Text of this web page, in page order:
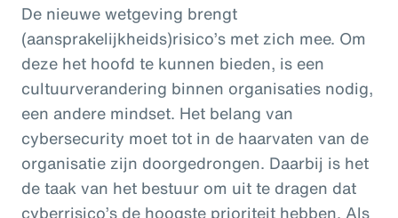
De nieuwe wetgeving brengt
(aansprakelijkheids)risico’s met zich mee. Om
deze het hoofd te kunnen bieden, is een
cultuurverandering binnen organisaties nodig,
een andere mindset. Het belang van
cybersecurity moet tot in de haarvaten van de
organisatie zijn doorgedrongen. Daarbij is het
de taak van het bestuur om uit te dragen dat
cyberrisico’s de hoogste prioriteit hebben. Als